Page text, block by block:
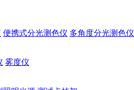
便携式分光测色仪 多角度分光测色仪
雾度仪